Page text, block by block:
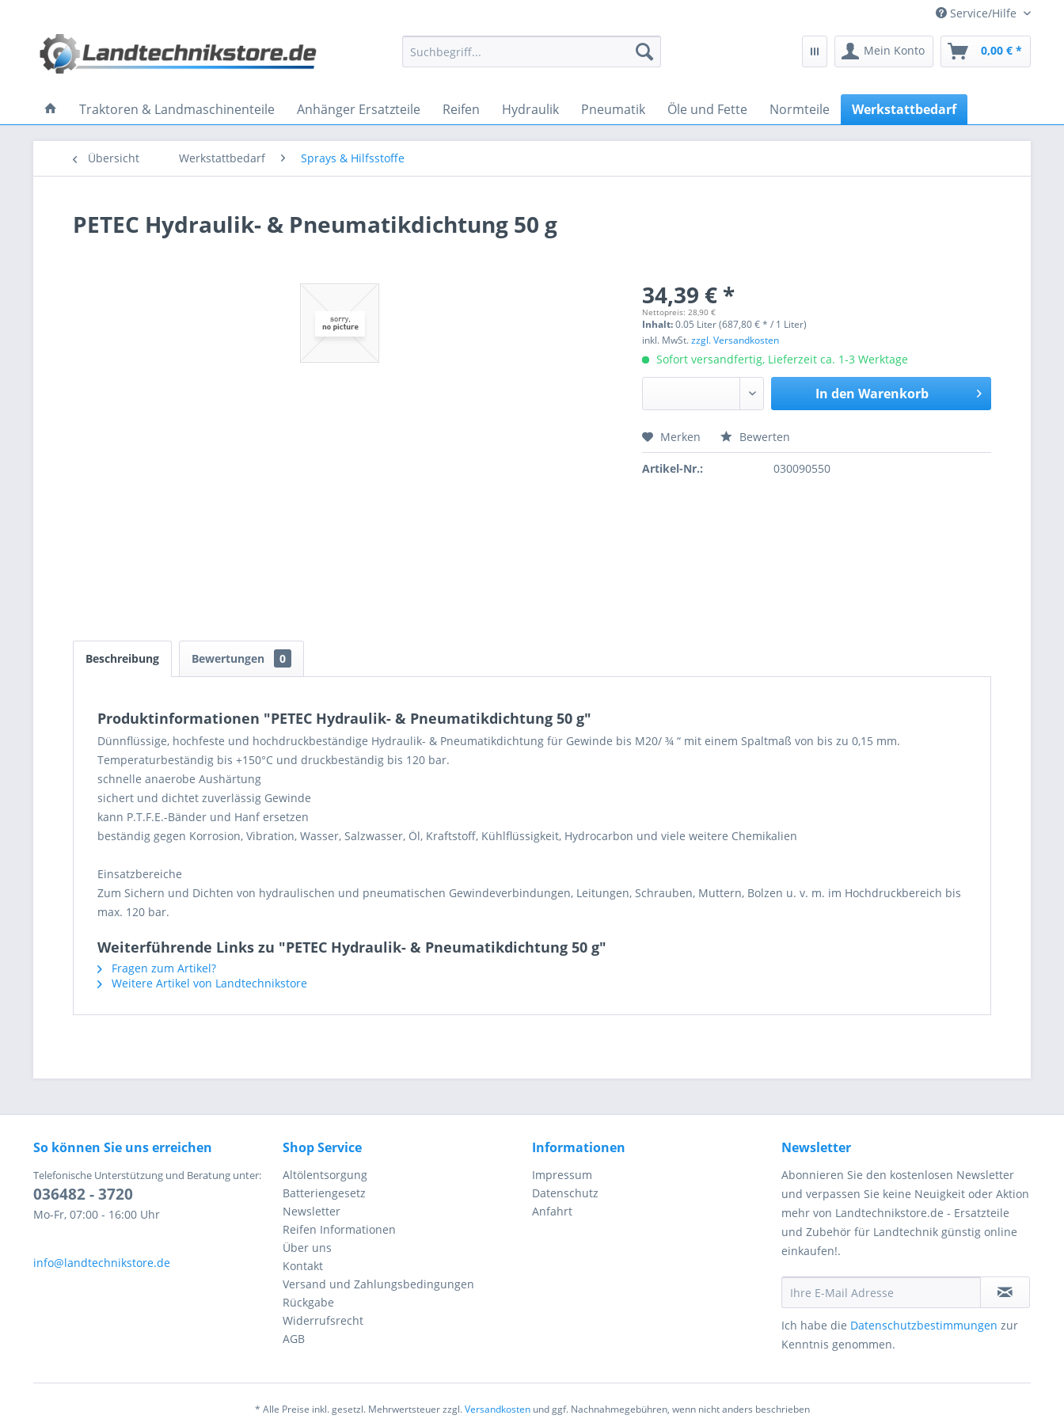
Service/Hilfe
Mein Konto 0,00 € *
Traktoren & Landmaschinenteile Anhänger Ersatzteile Reifen Hydraulik Pneumatik Öle und Fette Normteile Werkstattbedarf
Übersicht Werkstattbedarf Sprays & Hilfsstoffe
PETEC Hydraulik- & Pneumatikdichtung 50 g
34,39 € *
Nettopreis: 28,90 €
Inhalt:0.05 Liter (687,80 € * / 1 Liter)
inkl. MwSt.zzgl. Versandkosten
Sofort versandfertig, Lieferzeit ca. 1-3 Werktage
In den Warenkorb
Preis anfragen
3 + 9 = ?
Mit * gekennzeichnete Felder sind Pflichtfelder.
Merken Bewerten
Artikel-Nr.: 030090550
Beschreibung Bewertungen 0
Produktinformationen "PETEC Hydraulik- & Pneumatikdichtung 50 g"
Dünnflüssige, hochfeste und hochdruckbeständige Hydraulik- & Pneumatikdichtung für Gewinde bis M20/ ¾ “ mit einem Spaltmaß von bis zu 0,15 mm.
Temperaturbeständig bis +150°C und druckbeständig bis 120 bar.
schnelle anaerobe Aushärtung
sichert und dichtet zuverlässig Gewinde
kann P.T.F.E.-Bänder und Hanf ersetzen
beständig gegen Korrosion, Vibration, Wasser, Salzwasser, Öl, Kraftstoff, Kühlflüssigkeit, Hydrocarbon und viele weitere Chemikalien
Einsatzbereiche
Zum Sichern und Dichten von hydraulischen und pneumatischen Gewindeverbindungen, Leitungen, Schrauben, Muttern, Bolzen u. v. m. im Hochdruckbereich bis
max. 120 bar.
Weiterführende Links zu "PETEC Hydraulik- & Pneumatikdichtung 50 g"
Fragen zum Artikel?
Weitere Artikel von Landtechnikstore
So können Sie uns erreichen
Telefonische Unterstützung und Beratung unter:
036482 - 3720
Mo-Fr, 07:00 - 16:00 Uhr
info@landtechnikstore.de
Shop Service
Altölentsorgung
Batteriengesetz
Newsletter
Reifen Informationen
Über uns
Kontakt
Versand und Zahlungsbedingungen
Rückgabe
Widerrufsrecht
AGB
Informationen
Impressum
Datenschutz
Anfahrt
Newsletter
Abonnieren Sie den kostenlosen Newsletter
und verpassen Sie keine Neuigkeit oder Aktion
mehr von Landtechnikstore.de - Ersatzteile
und Zubehör für Landtechnik günstig online
einkaufen!.
Ich habe die Datenschutzbestimmungen zur
Kenntnis genommen.
* Alle Preise inkl. gesetzl. Mehrwertsteuer zzgl.Versandkostenund ggf. Nachnahmegebühren, wenn nicht anders beschrieben